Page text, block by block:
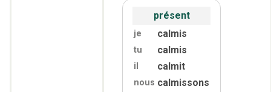
présent
je calmis
tu calmis
il calmit
nous calmissons